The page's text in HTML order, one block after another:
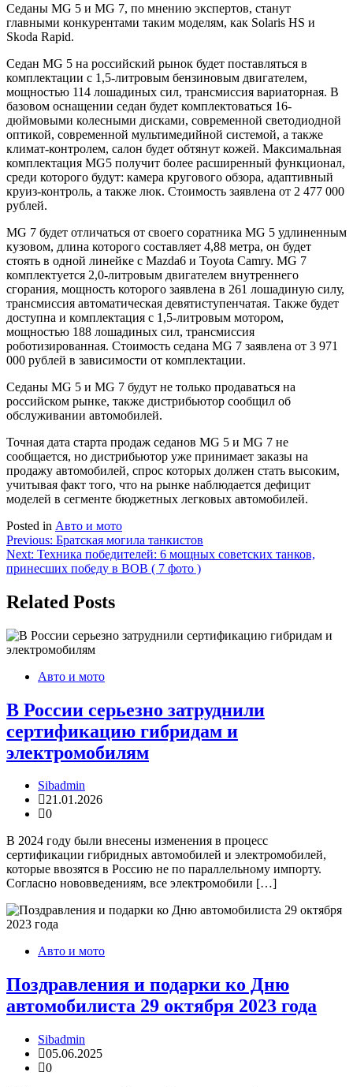
Седаны MG 5 и MG 7, по мнению экспертов, станут
главными конкурентами таким моделям, как Solaris HS и
Skoda Rapid.
Седан MG 5 на российский рынок будет поставляться в
комплектации с 1,5-литровым бензиновым двигателем,
мощностью 114 лошадиных сил, трансмиссия вариаторная. В
базовом оснащении седан будет комплектоваться 16-
дюймовыми колесными дисками, современной светодиодной
оптикой, современной мультимедийной системой, а также
климат-контролем, салон будет обтянут кожей. Максимальная
комплектация MG5 получит более расширенный функционал,
среди которого будут: камера кругового обзора, адаптивный
круиз-контроль, а также люк. Стоимость заявлена от 2 477 000
рублей.
MG 7 будет отличаться от своего соратника MG 5 удлиненным
кузовом, длина которого составляет 4,88 метра, он будет
стоять в одной линейке с Mazda6 и Toyota Camry. MG 7
комплектуется 2,0-литровым двигателем внутреннего
сгорания, мощность которого заявлена в 261 лошадиную силу,
трансмиссия автоматическая девятиступенчатая. Также будет
доступна и комплектация с 1,5-литровым мотором,
мощностью 188 лошадиных сил, трансмиссия
роботизированная. Стоимость седана MG 7 заявлена от 3 971
000 рублей в зависимости от комплектации.
Седаны MG 5 и MG 7 будут не только продаваться на
российском рынке, также дистрибьютор сообщил об
обслуживании автомобилей.
Точная дата старта продаж седанов MG 5 и MG 7 не
сообщается, но дистрибьютор уже принимает заказы на
продажу автомобилей, спрос которых должен стать высоким,
учитывая факт того, что на рынке наблюдается дефицит
моделей в сегменте бюджетных легковых автомобилей.
Posted in Авто и мото
Навигация
по
Previous: Братская могила танкистов
Next: Техника победителей: 6 мощных советских танков,
принесших победу в ВОВ ( 7 фото )
Related Posts
Авто и мото
В России серьезно затруднили
сертификацию гибридам и
электромобилям
Sibadmin
21.01.2026
0
В 2024 году были внесены изменения в процесс
сертификации гибридных автомобилей и электромобилей,
которые ввозятся в Россию не по параллельному импорту.
Согласно нововведениям, все электромобили […]
Авто и мото
Поздравления и подарки ко Дню
автомобилиста 29 октября 2023 года
Sibadmin
05.06.2025
0